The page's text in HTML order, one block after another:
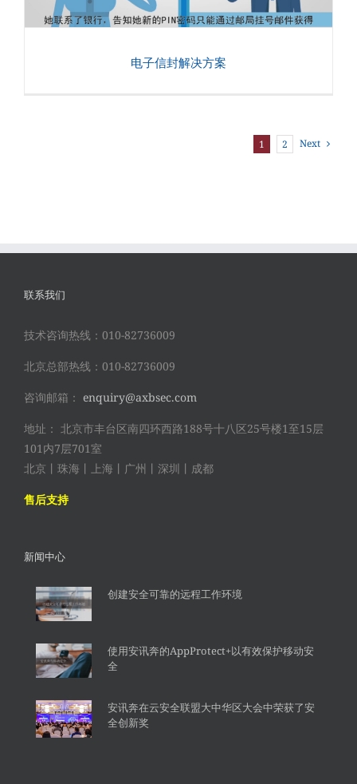
电子信封解决方案
1 2 Next
联系我们
技术咨询热线：010-82736009
北京总部热线：010-82736009
咨询邮箱： enquiry@axbsec.com
地址： 北京市丰台区南四环西路188号十八区25号楼1至15层
101内7层701室
北京丨珠海丨上海丨广州丨深圳丨成都
售后支持
新闻中心
创建安全可靠的远程工作环境
使用安讯奔的AppProtect+以有效保护移动安
全
安讯奔在云安全联盟大中华区大会中荣获了安
全创新奖